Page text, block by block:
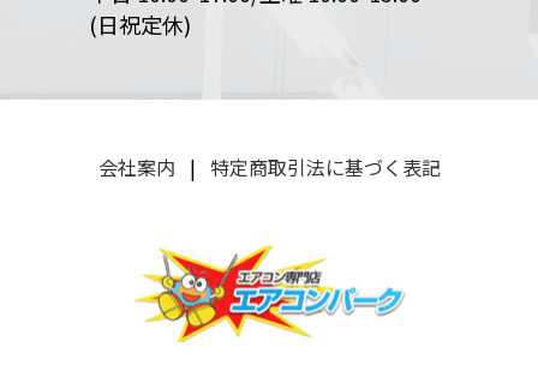
(日祝定休)
会社案内 | 特定商取引法に基づく表記